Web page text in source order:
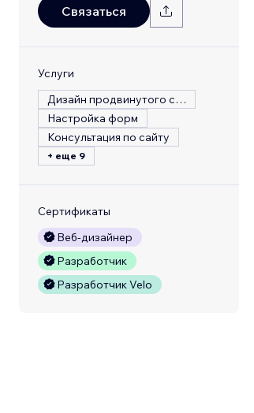
Связаться
Услуги
Дизайн продвинутого сайта
Настройка форм
Консультация по сайту
+ еще 9
Сертификаты
Веб-дизайнер
Разработчик
Разработчик Velo